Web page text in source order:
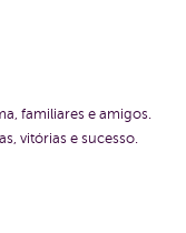
familiares e amigos.
vitórias e sucesso.